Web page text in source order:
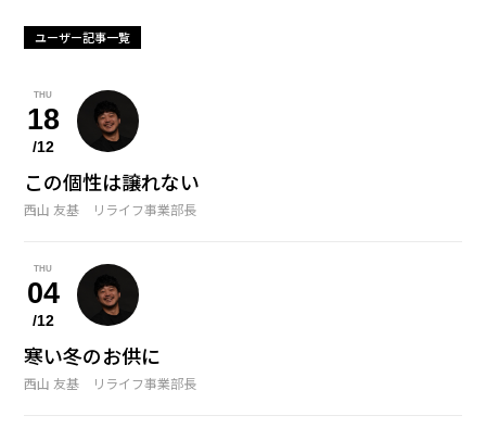
09
暮らしてみたい国
10 OCT
最後の晩餐
正解がわからないこと
11
鞄の中身
座右の銘
12 DEC
冬のおすすめアイテム
絶対に譲れないこと
ユーザー記事一覧
THU
18
/12
この個性は譲れない
西山 友基 リライフ事業部長
THU
04
/12
寒い冬のお供に
西山 友基 リライフ事業部長